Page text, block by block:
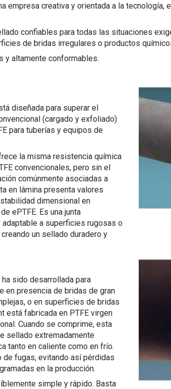
empresa creativa y orientada a la
confiables para todas las situaciones
de bridas irregulares o productos
y altamente conformables.
diseñada para superar el
(cargado y exfoliado)
para tuberías y equipos de
la misma resistencia química
convencionales, pero sin el
comúnmente asociadas a
en lámina presenta valores
dimensional en
ePTFE. Es una junta
a superficies rugosas o
un sellado duradero y
sido desarrollada para
en presencia de bridas de gran
o en superficies de bridas
está fabricada en PTFE virgen
Cuando se comprime, esta
sellado extremadamente
tanto en caliente como en frío.
fugas, evitando así pérdidas
en la producción.
simple y rápido. Basta